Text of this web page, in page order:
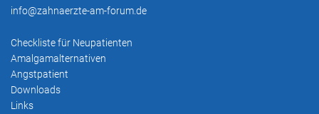
info@zahnaerzte-am-forum.de
Checkliste für Neupatienten
Amalgamalternativen
Angstpatient
Downloads
Links